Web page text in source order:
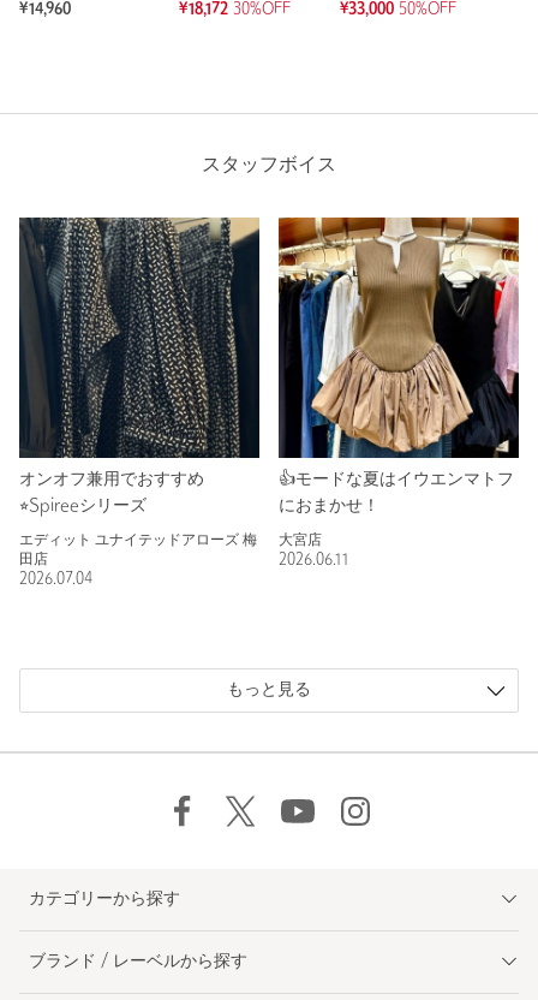
¥14,960
¥18,172 30%OFF
¥33,000 50%OFF
スタッフボイス
オンオフ兼用でおすすめ
⭐︎Spireeシリーズ
エディット ユナイテッドアローズ 梅
田店
2026.07.04
👍モードな夏はイウエンマトフ
におまかせ！
大宮店
2026.06.11
もっと見る
カテゴリーから探す
ブランド / レーベルから探す